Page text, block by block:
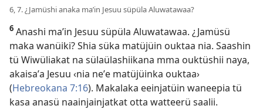
6, 7. ¿Jamüshi anaka maʼin Jesuu süpüla Aluwatawaa?
6 Anashi maʼin Jesuu süpüla Aluwatawaa. ¿Jamüsü
maka wanüiki? Shia süka matüjüin ouktaa nia. Saashin
tü Wiwüliakat na sülaülashiikana mma ouktüshii naya,
akaisaʼa Jesuu ‹nia neʼe matüjüinka ouktaa›
(Hebreokana 7:16). Makalaka eeinjatüin waneepia tü
kasa anasü naainjainjatkat otta watteerü saalii.